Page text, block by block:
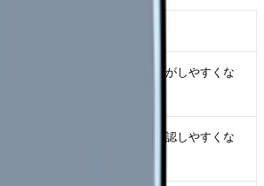
性
マリーや診療情報提供書の共有がしやすくな
薬剤アレルギーや検査情報を確認しやすくな